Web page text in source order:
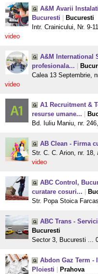
A&M Avarii
Bucuresti
Bucuresti
Intr. Crainicului, Nr. 9-
video
A&M International
profesionala...
Calea 13 Septembrie,
video
A1 Recruitment &
resurse umane...
Bd. Iuliu Maniu, nr.
AB Clean - Firma
Str. C. C. Arion, nr.
video
ABC Control,
curatare cosuri...
Str. Popa Stoica
ABC Trans -
Bucuresti
Sector 3, Bucuresti ...
Abdon Gaz Term -
Ploiesti
Prahova